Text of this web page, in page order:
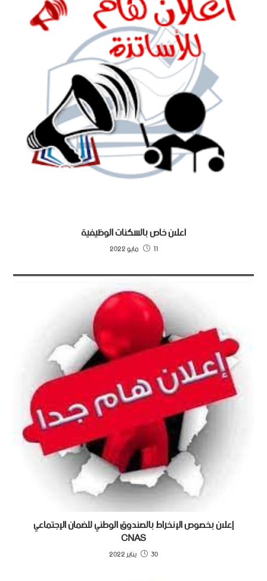
اعلان خاص بالسكنات الوظيفية
11 مايو 2022
إعلان بخصوص الإنخراط بالصندوق الوطني للضمان الإجتماعي
CNAS
30 يناير 2022